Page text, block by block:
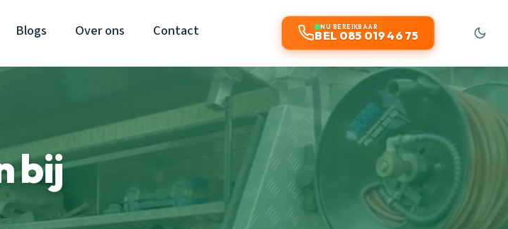
Blogs Over ons Contact NU BEREIKBAAR
BEL 085 019 46 75
bij